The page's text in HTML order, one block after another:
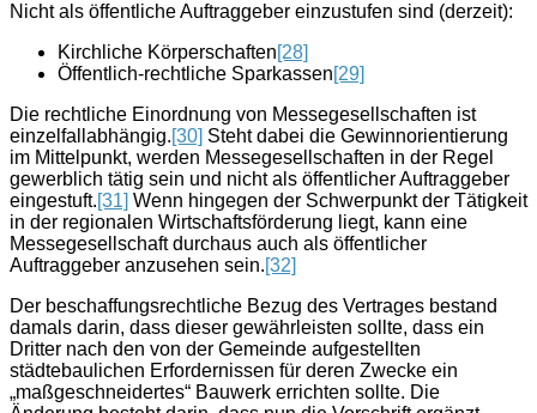
Nicht als öffentliche Auftraggeber einzustufen sind (derzeit):
Kirchliche Körperschaften[28]
Öffentlich-rechtliche Sparkassen[29]
Die rechtliche Einordnung von Messegesellschaften ist
einzelfallabhängig.[30] Steht dabei die Gewinnorientierung
im Mittelpunkt, werden Messegesellschaften in der Regel
gewerblich tätig sein und nicht als öffentlicher Auftraggeber
eingestuft.[31] Wenn hingegen der Schwerpunkt der Tätigkeit
in der regionalen Wirtschaftsförderung liegt, kann eine
Messegesellschaft durchaus auch als öffentlicher
Auftraggeber anzusehen sein.[32]
Der beschaffungsrechtliche Bezug des Vertrages bestand
damals darin, dass dieser gewährleisten sollte, dass ein
Dritter nach den von der Gemeinde aufgestellten
städtebaulichen Erfordernissen für deren Zwecke ein
„maßgeschneidertes“ Bauwerk errichten sollte. Die